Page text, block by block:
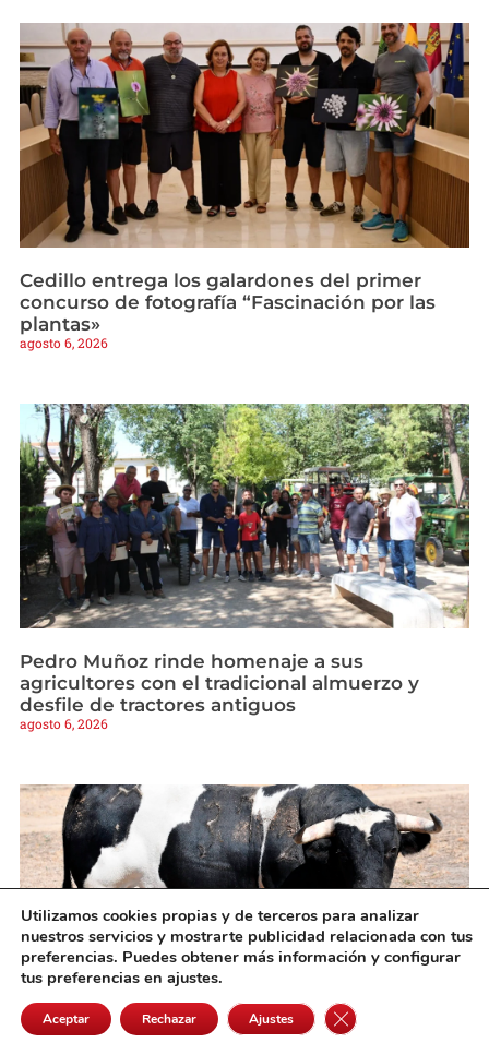
Cedillo entrega los galardones del primer
concurso de fotografía “Fascinación por las
plantas»
agosto 6, 2026
Pedro Muñoz rinde homenaje a sus
agricultores con el tradicional almuerzo y
desfile de tractores antiguos
agosto 6, 2026
Villaseca vuelve a citar a los mejores
Utilizamos cookies propias y de terceros para analizar
nuestros servicios y mostrarte publicidad relacionada con tus
preferencias. Puedes obtener más información y configurar
tus preferencias en ajustes.
Aceptar Rechazar Ajustes Cerrar el banner de